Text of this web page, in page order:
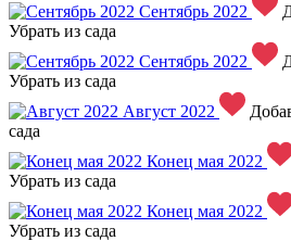
Сентябрь 2022
Убрать из сада
Сентябрь 2022
Убрать из сада
Август 2022
сада
Конец мая 2022
Убрать из сада
Конец мая 2022
Убрать из сада